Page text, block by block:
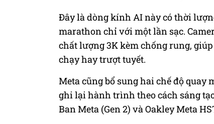
Đây là dòng kính AI này có thời
marathon chỉ với một lần sạc.
chất lượng 3K kèm chống rung,
chạy hay trượt tuyết.
Meta cũng bổ sung hai chế độ
ghi lại hành trình theo cách sáng
Ban Meta (Gen 2) và Oakley Meta